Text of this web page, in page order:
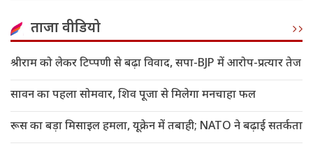
ताजा वीडियो
श्रीराम को लेकर टिप्पणी से बढ़ा विवाद, सपा-BJP में आरोप-प्रत्यार तेज
सावन का पहला सोमवार, शिव पूजा से मिलेगा मनचाहा फल
रूस का बड़ा मिसाइल हमला, यूक्रेन में तबाही; NATO ने बढ़ाई सतर्कता